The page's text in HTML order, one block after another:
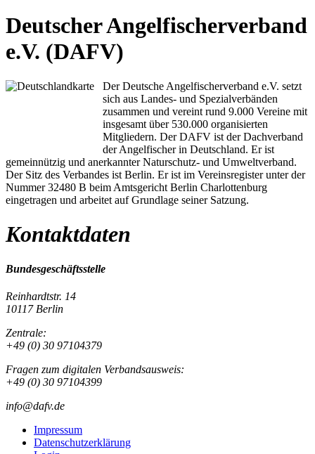
Deutscher Angelfischerverband
e.V. (DAFV)
Der Deutsche Angelfischerverband e.V. setzt
sich aus Landes- und Spezialverbänden
zusammen und vereint rund 9.000 Vereine mit
insgesamt über 530.000 organisierten
Mitgliedern. Der DAFV ist der Dachverband
der Angelfischer in Deutschland. Er ist
gemeinnützig und anerkannter Naturschutz- und Umweltverband.
Der Sitz des Verbandes ist Berlin. Er ist im Vereinsregister unter der
Nummer 32480 B beim Amtsgericht Berlin Charlottenburg
eingetragen und arbeitet auf Grundlage seiner Satzung.
Kontaktdaten
Bundesgeschäftsstelle
Reinhardtstr. 14
10117 Berlin
Zentrale:
+49 (0) 30 97104379
Fragen zum digitalen Verbandsausweis:
+49 (0) 30 97104399
info@dafv.de
Impressum
Datenschutzerklärung